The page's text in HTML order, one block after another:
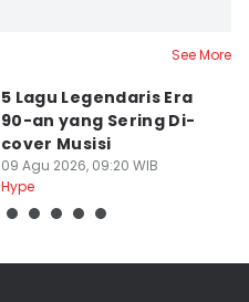
See More
5 Lagu Legendaris Era
90-an yang Sering Di-
cover Musisi
09 Agu 2026, 09:20 WIB
Hype